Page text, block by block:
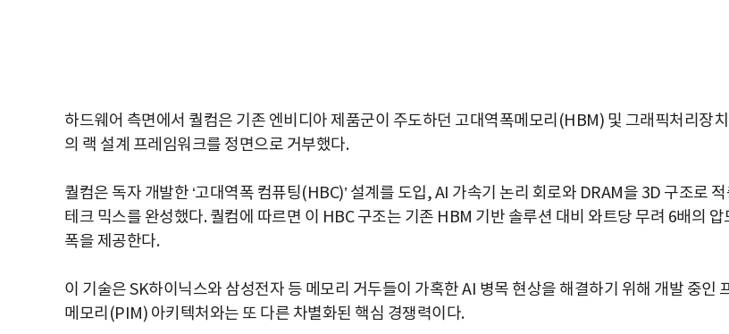
하드웨어 측면에서 퀄컴은 기존 엔비디아 제품군이 주도하던 고대역폭메모리(HBM) 및 그래픽처리장
의 랙 설계 프레임워크를 정면으로 거부했다.
퀄컴은 독자 개발한 ‘고대역폭 컴퓨팅(HBC)’ 설계를 도입, AI 가속기 논리 회로와 DRAM을 3D 구조로 적
테크 믹스를 완성했다. 퀄컴에 따르면 이 HBC 구조는 기존 HBM 기반 솔루션 대비 와트당 무려 6배의 압
폭을 제공한다.
이 기술은 SK하이닉스와 삼성전자 등 메모리 거두들이 가혹한 AI 병목 현상을 해결하기 위해 개발 중인
메모리(PIM) 아키텍처와는 또 다른 차별화된 핵심 경쟁력이다.
박지수 아나운서가 타